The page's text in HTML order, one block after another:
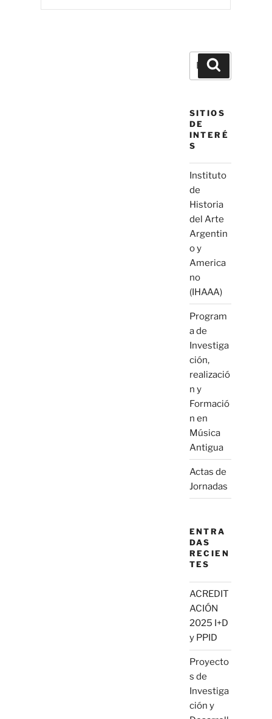
Buscar
SITIOS
DE
INTERÉ
S
Instituto
de
Historia
del Arte
Argentin
o y
America
no
(IHAAA)
Program
a de
Investiga
ción,
realizació
n y
Formació
n en
Música
Antigua
Actas de
Jornadas
ENTRA
DAS
RECIEN
TES
ACREDIT
ACIÓN
2025 I+D
y PPID
Proyecto
s de
Investiga
ción y